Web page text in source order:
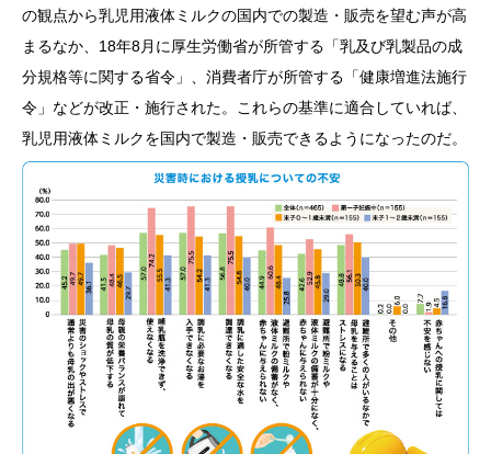
の観点から乳児用液体ミルクの国内での製造・販売を望む声が高
まるなか、18年8月に厚生労働省が所管する「乳及び乳製品の成
分規格等に関する省令」、消費者庁が所管する「健康増進法施行
令」などが改正・施行された。これらの基準に適合していれば、
乳児用液体ミルクを国内で製造・販売できるようになったのだ。